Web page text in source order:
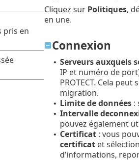
Cliquez sur Politiques,
en une.
Connexion
• Serveurs auxquels
IP et numéro de
PROTECT. Cela
migration.
• Limite de données:
• Intervalle
pouvez également
• Certificat: vous
certificatet
d’informations,